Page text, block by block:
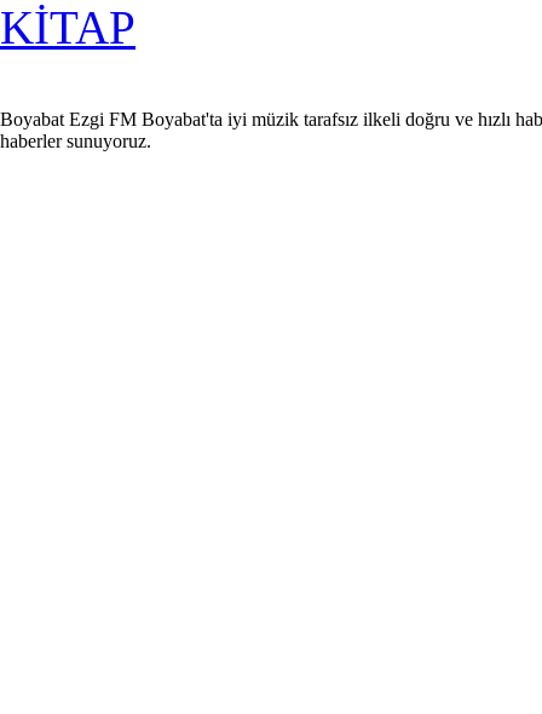
KİTAP
Boyabat Ezgi FM Boyabat'ta iyi müzik tarafsız ilkeli doğru ve hızlı
haberler sunuyoruz.